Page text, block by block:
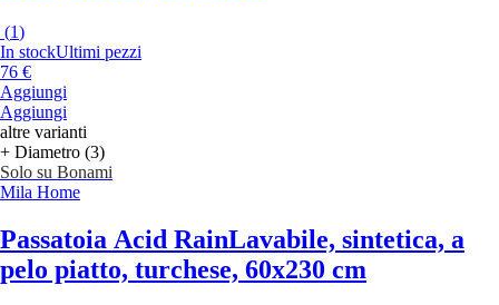
(1)
In stockUltimi pezzi
76 €
Aggiungi
Aggiungi
altre varianti
+ Diametro (3)
Solo su Bonami
Mila Home
Passatoia Acid RainLavabile, sintetica, a
pelo piatto, turchese, 60x230 cm